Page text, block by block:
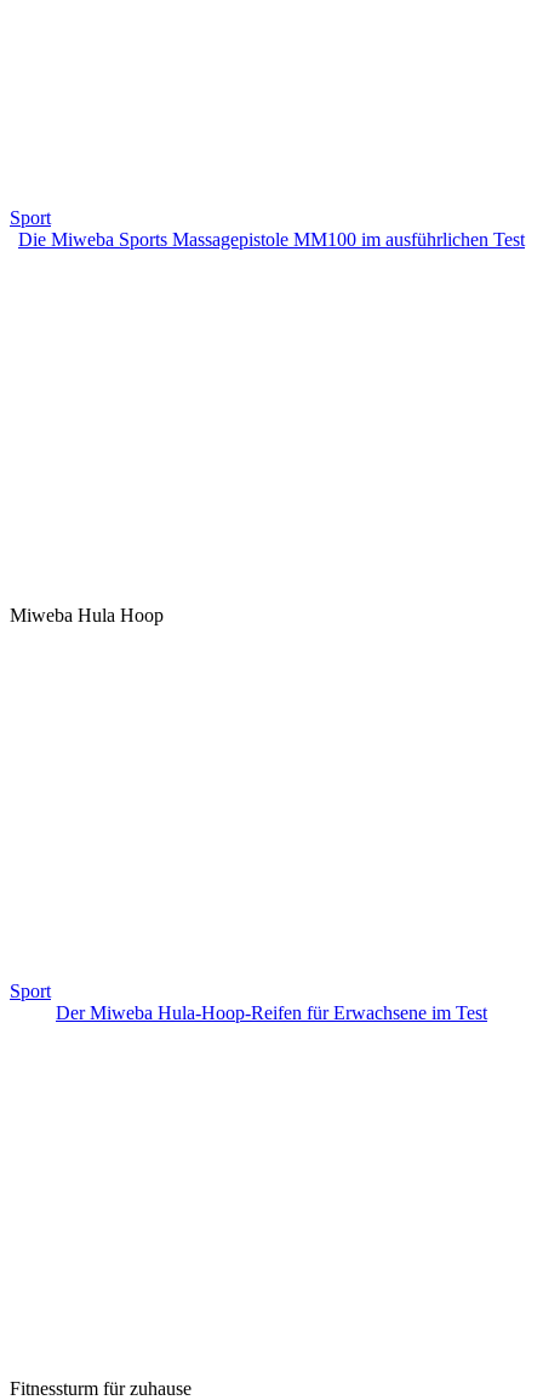
Sport
Die Miweba Sports Massagepistole MM100 im ausführlichen Test
Miweba Hula Hoop
Sport
Der Miweba Hula-Hoop-Reifen für Erwachsene im Test
Fitnessturm für zuhause